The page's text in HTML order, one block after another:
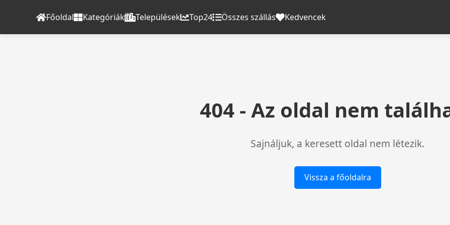
Főoldal Kategóriák Települések Top24 Összes szállás Kedvencek
404 - Az oldal nem
Sajnáljuk, a keresett oldal nem létezik.
Vissza a főoldalra